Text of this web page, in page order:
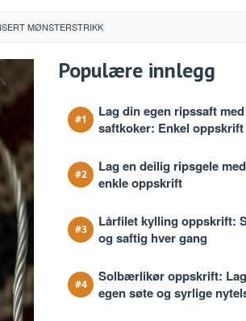
MØNSTERSTRIKK
Populære innlegg
Lag din egen ripssaft med
saftkoker: Enkel oppskrift
Lag en deilig ripsgele
enkle oppskrift
Lårfilet kylling oppskrift:
og saftig hver gang
Solbærlikør oppskrift:
egen søte og syrlige